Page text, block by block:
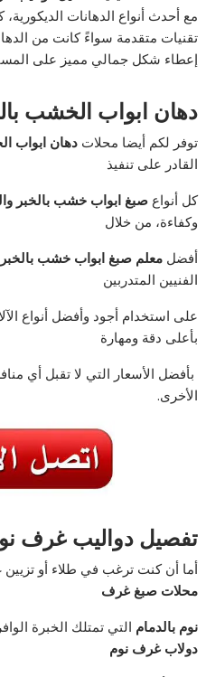
مع أحدث أنواع الدهانات
تقنيات متقدمة سواءً كانت من
إعطاء شكل جمالي مميز على
دهان ابواب الخشب
توفر لكم أيضا محلاتدهان ابواب
القادر على تنفيذ
كل أنواعصبغ ابواب خشب بالخبر
وكفاءة، من خلال
أفضلمعلم صبغ ابواب خشب بالخبر
الفنيين المتدربين
على استخدام أجود وأفضل أنواع
بأعلى دقة ومهارة
بأفضل الأسعار التي لا تقبل أي
الأخرى.
تفصيل دواليب غرف
أما أن كنت ترغب في طلاء أو
محلات صبغ غرف
نومبالدمام التي تمتلك الخبرة
دولاب غرف نوم